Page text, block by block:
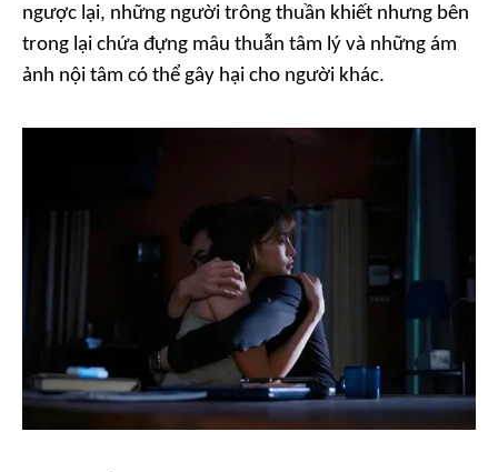
ngược lại, những người trông thuần khiết nhưng bên
trong lại chứa đựng mâu thuẫn tâm lý và những ám
ảnh nội tâm có thể gây hại cho người khác.